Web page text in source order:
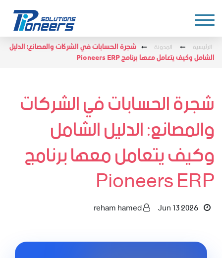
الرئيسية المدونة
شجرة الحسابات في الشركات والمصانع: الدليل
الشامل وكيف يتعامل معها برنامج Pioneers ERP
شجرة الحسابات في الشركات
والمصانع: الدليل الشامل
وكيف يتعامل معها برنامج
Pioneers ERP
Jun 13 2026
reham hamed